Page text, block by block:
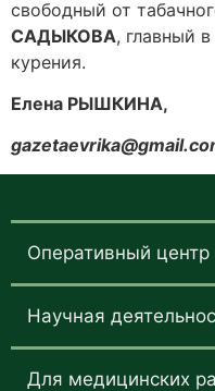
свободный от
САДЫКОВА, главный
курения.
Елена РЫШКИНА,
Оперативный центр
Научная
Для медицинских